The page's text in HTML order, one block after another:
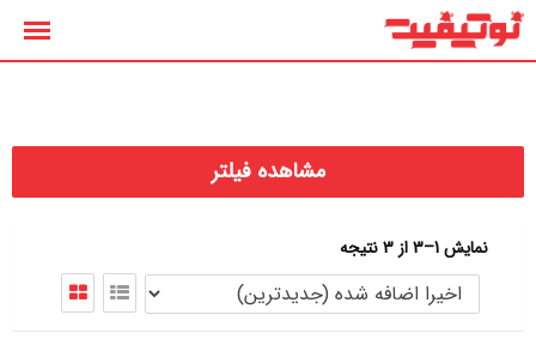
پرش
مشاهده فیلتر
نمایش 1–3 از 3 نتیجه